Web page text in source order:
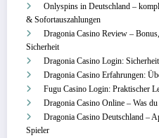
Onlyspins in Deutschland –
& Sofortauszahlungen
Dragonia Casino Review –
Sicherheit
Dragonia Casino Login:
Dragonia Casino Erfahrungen:
Fugu Casino Login: Praktischer
Dragonia Casino Online – Was
Dragonia Casino Deutschland –
Spieler